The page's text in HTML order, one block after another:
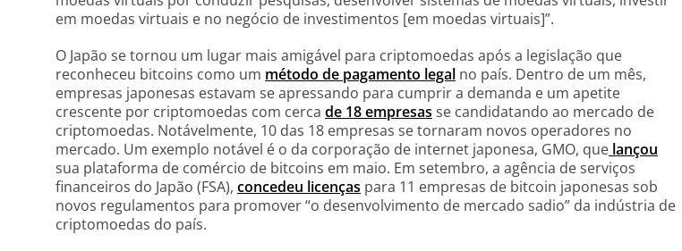
em moedas virtuais e no negócio de investimentos [em moedas virtuais]”.
O Japão se tornou um lugar mais amigável para criptomoedas após a legislação que
reconheceu bitcoins como um método de pagamento legal no país. Dentro de um mês,
empresas japonesas estavam se apressando para cumprir a demanda e um apetite
crescente por criptomoedas com cerca de 18 empresas se candidatando ao mercado de
criptomoedas. Notávelmente, 10 das 18 empresas se tornaram novos operadores no
mercado. Um exemplo notável é o da corporação de internet japonesa, GMO, que lançou
sua plataforma de comércio de bitcoins em maio. Em setembro, a agência de serviços
financeiros do Japão (FSA), concedeu licenças para 11 empresas de bitcoin japonesas sob
novos regulamentos para promover “o desenvolvimento de mercado sadio” da indústria de
criptomoedas do país.